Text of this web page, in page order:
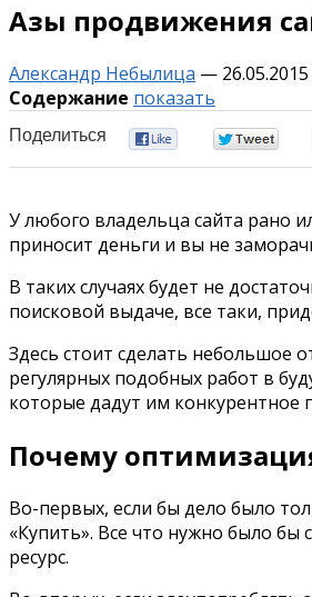
Азы продвижения
Александр Небылица — 26.05.2015
Содержание показать
Поделиться
У любого владельца сайта рано
приносит деньги и вы не
В таких случаях будет не
поисковой выдаче, все таки,
Здесь стоит сделать небольшое
регулярных подобных работ в
которые дадут им конкурентное
Почему
Во-первых, если бы дело было
«Купить». Все что нужно было бы
ресурс.